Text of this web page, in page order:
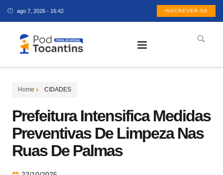
ago 7, 2026 - 16:42 INSCREVER-SE
Home CIDADES
Prefeitura Intensifica Medidas
Preventivas De Limpeza Nas
Ruas De Palmas